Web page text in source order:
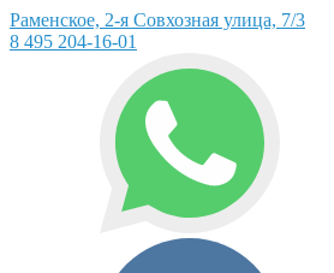
Раменское, 2-я Совхозная улица, 7/3
8 495 204-16-01